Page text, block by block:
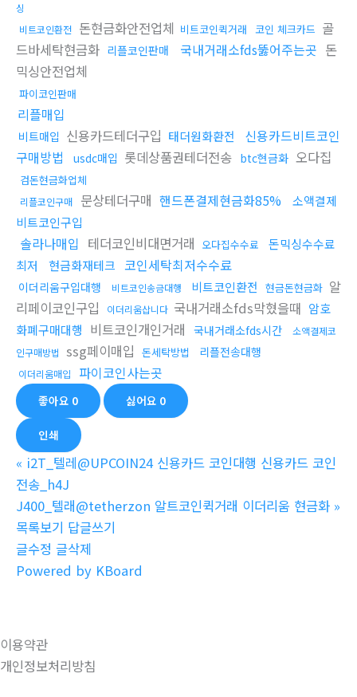
싱
비트코인환전 돈현금화안전업체 비트코인퀵거래 코인 체크카드 골
드바세탁현금화 리플코인판매 국내거래소fds뚫어주는곳 돈
믹싱안전업체
파이코인판매
리플매입
비트매입 신용카드테더구입 태더원화환전
신용카드비트코인
구매방법
usdc매입 롯데상품권테더전송 btc현금화 오다집
검돈현금화업체
리플코인구매 문상테더구매 핸드폰결제현금화85%
소액결제
비트코인구입
솔라나매입 테더코인비대면거래 오다집수수료
돈믹싱수수료
최저
현금화재테크 코인세탁최저수수료
이더리움구입대행 비트코인송금대행 비트코인환전 현금돈현금화 알
리페이코인구입
이더리움삽니다 국내거래소fds막혔을때 암호
화폐구매대행 비트코인개인거래 국내거래소fds시간
소액결제코
인구매방법 ssg페이매입 돈세탁방법 리플전송대행
이더리움매입 파이코인사는곳
좋아요 0 싫어요 0
인쇄
« i2T_텔레@UPCOIN24 신용카드 코인대행 신용카드 코인
전송_h4J
J400_텔래@tetherzon 알트코인퀵거래 이더리움 현금화 »
목록보기 답글쓰기
글수정 글삭제
Powered by KBoard
이용약관
개인정보처리방침